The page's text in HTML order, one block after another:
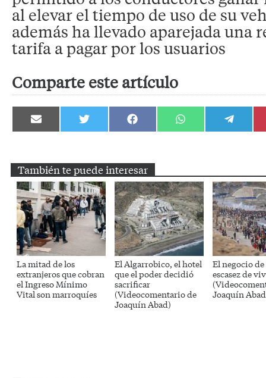
al elevar el tiempo de uso de su
además ha llevado aparejada una
tarifa a pagar por los usuarios
Comparte este artículo
Compartir
en
Compartir
en
Compartir
en
Compartir
en
Compartir
en
También te puede interesar
La mitad de los
extranjeros que cobran
el Ingreso Mínimo
Vital son marroquíes
El Algarrobico, el hotel
que el poder decidió
sacrificar
(Videocomentario de
Joaquín Abad)
El negocio de
escasez de
Joaquín